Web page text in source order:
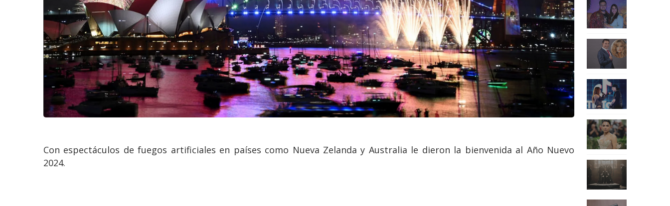
Con espectáculos de fuegos artificiales en países como Nueva Zelanda y Australia le dieron la bienvenida al Año Nuevo
2024.